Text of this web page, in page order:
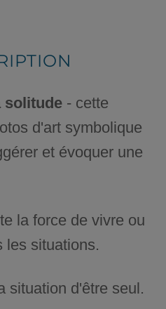
solitude - cette
d'art symbolique
et évoquer une
la force de vivre ou
les situations.
situation d'être seul.